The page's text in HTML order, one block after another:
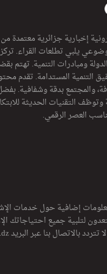
إخبارية جزائرية معتمدة من
يلبي تطلعات القراء. تركز
ومبادرات التنمية. تهتم
التنمية المستدامة. تقدم
والمجتمع بدقة وشفافية.
وتوظف التقنيات الحديثة
العصر الرقمي.
إضافية حول خدمات
لتلبية جميع احتياجاتك
بالاتصال بنا عبر البريد